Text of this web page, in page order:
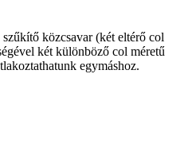
közcsavar (két eltérő col
két különböző col méretű
egymáshoz.